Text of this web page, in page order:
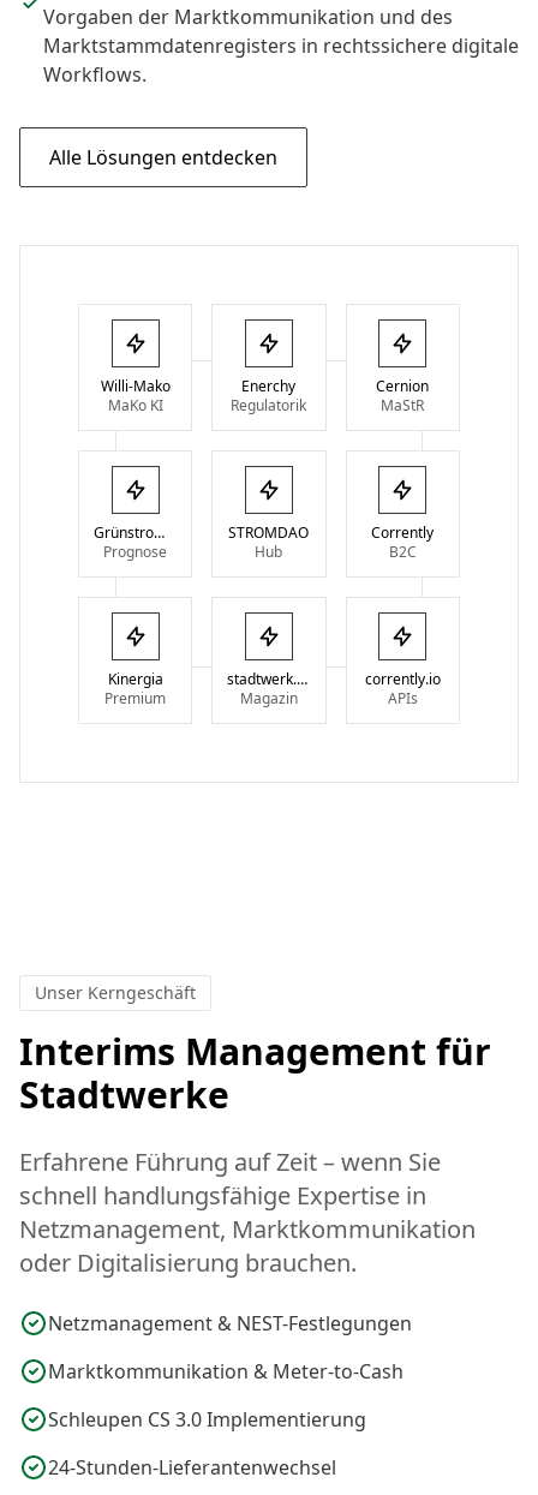
Vorgaben der Marktkommunikation und des
Marktstammdatenregisters in rechtssichere digitale
Workflows.
Alle Lösungen entdecken
Willi-Mako
MaKo KI
Enerchy
Regulatorik
Cernion
MaStR
GrünstromIndex
Prognose
STROMDAO
Hub
Corrently
B2C
Kinergia
Premium
stadtwerk.digital
Magazin
corrently.io
APIs
Unser Kerngeschäft
Interims Management für
Stadtwerke
Erfahrene Führung auf Zeit – wenn Sie
schnell handlungsfähige Expertise in
Netzmanagement, Marktkommunikation
oder Digitalisierung brauchen.
Netzmanagement & NEST-Festlegungen
Marktkommunikation & Meter-to-Cash
Schleupen CS 3.0 Implementierung
24-Stunden-Lieferantenwechsel